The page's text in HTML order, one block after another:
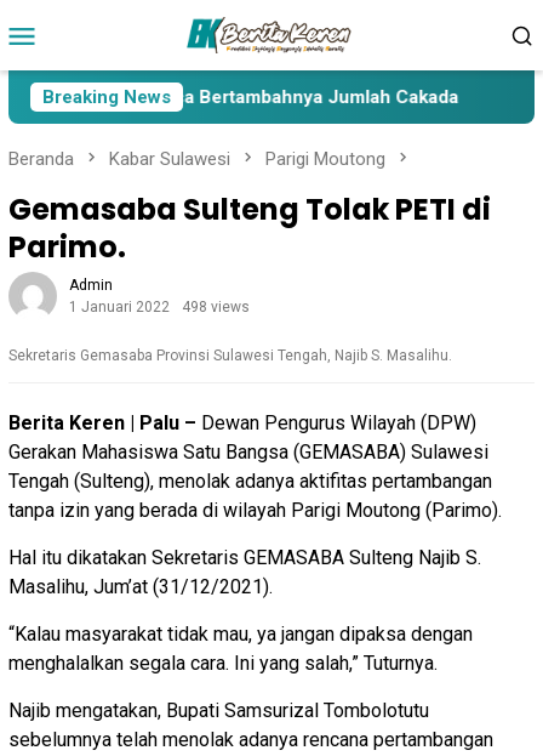
ke
Mobile
Breaking News
Paslon Pasca Bertambahnya Jumlah Cakada
Beranda Kabar Sulawesi Parigi Moutong
Gemasaba Sulteng Tolak PETI di
Parimo.
Admin
1 Januari 2022
498 views
Sekretaris Gemasaba Provinsi Sulawesi Tengah, Najib S. Masalihu.
Berita Keren | Palu – Dewan Pengurus Wilayah (DPW)
Gerakan Mahasiswa Satu Bangsa (GEMASABA) Sulawesi
Tengah (Sulteng), menolak adanya aktifitas pertambangan
tanpa izin yang berada di wilayah Parigi Moutong (Parimo).
Hal itu dikatakan Sekretaris GEMASABA Sulteng Najib S.
Masalihu, Jum’at (31/12/2021).
“Kalau masyarakat tidak mau, ya jangan dipaksa dengan
menghalalkan segala cara. Ini yang salah,” Tuturnya.
Najib mengatakan, Bupati Samsurizal Tombolotutu
sebelumnya telah menolak adanya rencana pertambangan